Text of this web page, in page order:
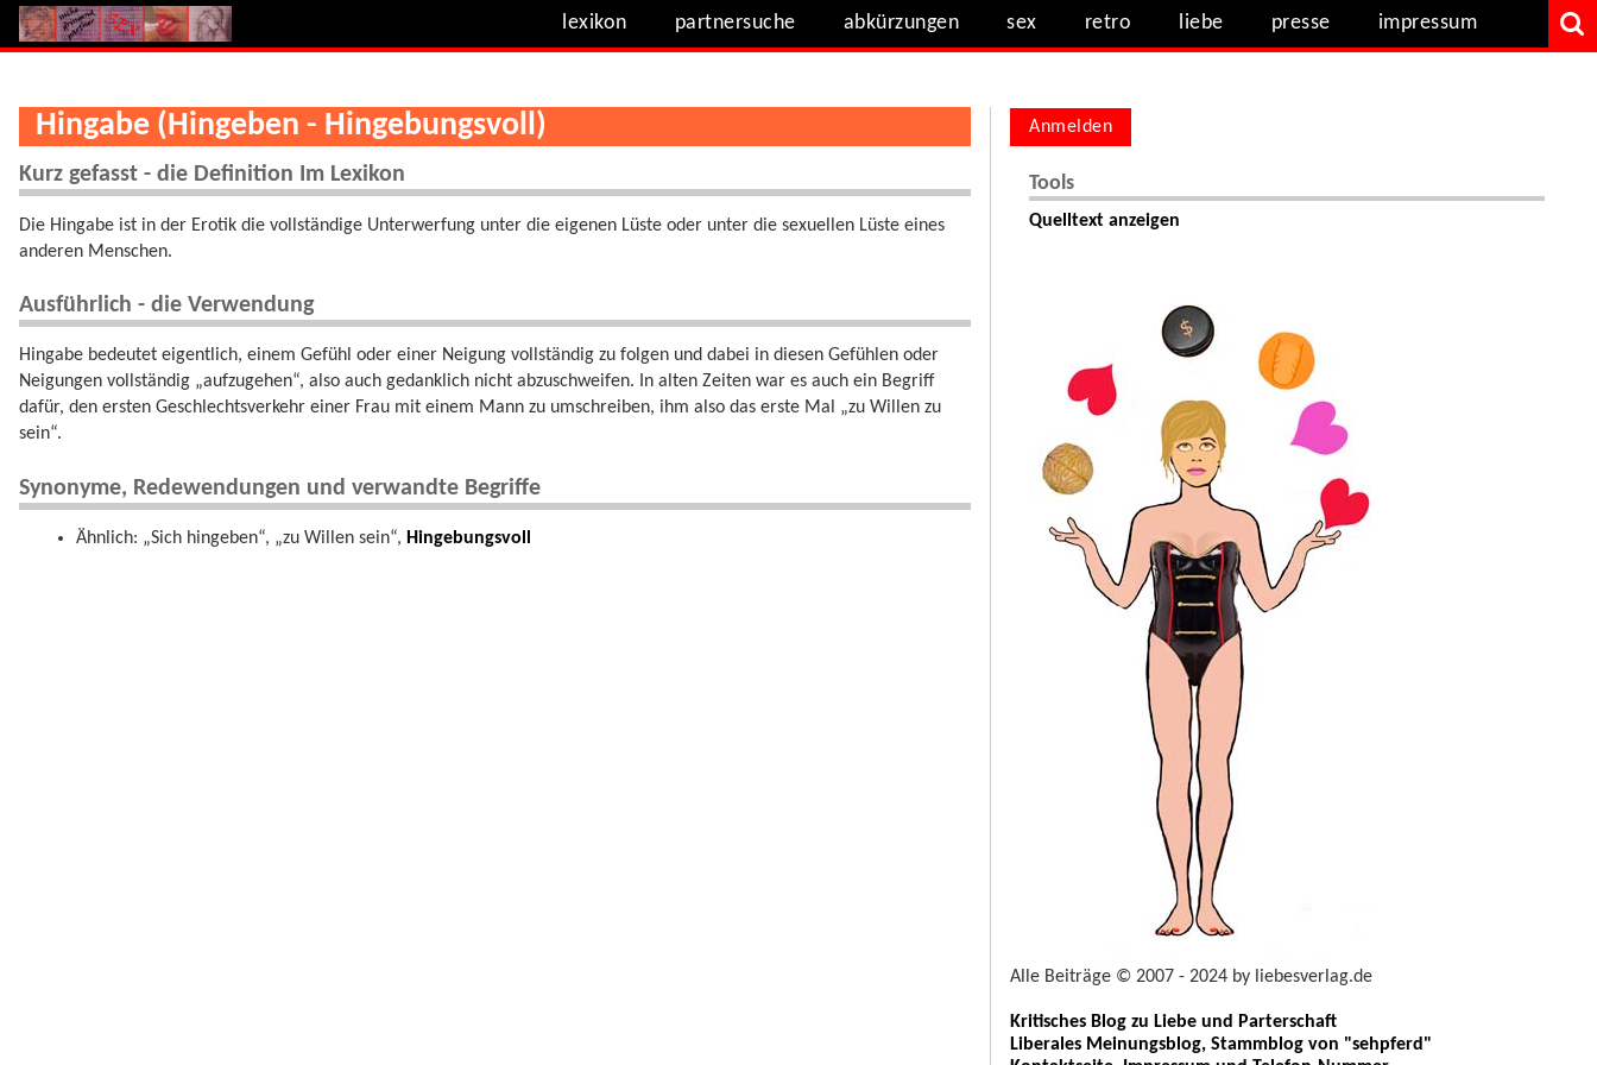
lexikon partnersuche abkürzungen sex retro liebe presse impressum
Hingabe (Hingeben - Hingebungsvoll)
Kurz gefasst - die Definition Im Lexikon
Die Hingabe ist in der Erotik die vollständige Unterwerfung unter die eigenen Lüste oder unter die sexuellen Lüste eines
anderen Menschen.
Ausführlich - die Verwendung
Hingabe bedeutet eigentlich, einem Gefühl oder einer Neigung vollständig zu folgen und dabei in diesen Gefühlen oder
Neigungen vollständig „aufzugehen“, also auch gedanklich nicht abzuschweifen. In alten Zeiten war es auch ein Begriff
dafür, den ersten Geschlechtsverkehr einer Frau mit einem Mann zu umschreiben, ihm also das erste Mal „zu Willen zu
sein“.
Synonyme, Redewendungen und verwandte Begriffe
Ähnlich: „Sich hingeben“, „zu Willen sein“, Hingebungsvoll
Anmelden
Tools
Quelltext anzeigen
Alle Beiträge © 2007 - 2024 by liebesverlag.de
Kritisches Blog zu Liebe und Parterschaft
Liberales Meinungsblog, Stammblog von "sehpferd"